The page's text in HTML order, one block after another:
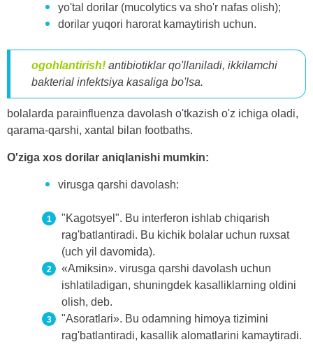
yo'tal dorilar (mucolytics va sho'r nafas olish);
dorilar yuqori harorat kamaytirish uchun.
ogohlantirish! antibiotiklar qo'llaniladi, ikkilamchi
bakterial infektsiya kasaliga bo'lsa.
bolalarda parainfluenza davolash o'tkazish o'z ichiga oladi,
qarama-qarshi, xantal bilan footbaths.
O'ziga xos dorilar aniqlanishi mumkin:
virusga qarshi davolash:
"Kagotsyel". Bu interferon ishlab chiqarish
rag'batlantiradi. Bu kichik bolalar uchun ruxsat
(uch yil davomida).
«Amiksin». virusga qarshi davolash uchun
ishlatiladigan, shuningdek kasalliklarning oldini
olish, deb.
"Asoratlari». Bu odamning himoya tizimini
rag'batlantiradi, kasallik alomatlarini kamaytiradi.